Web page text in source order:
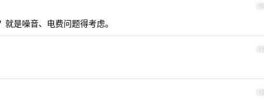
10
是噪音、电费问题得考虑。
11
12